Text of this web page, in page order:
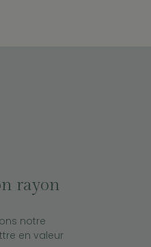
rayon
notre
en valeur